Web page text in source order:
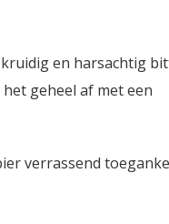
en harsachtig
geheel af met een
verrassend